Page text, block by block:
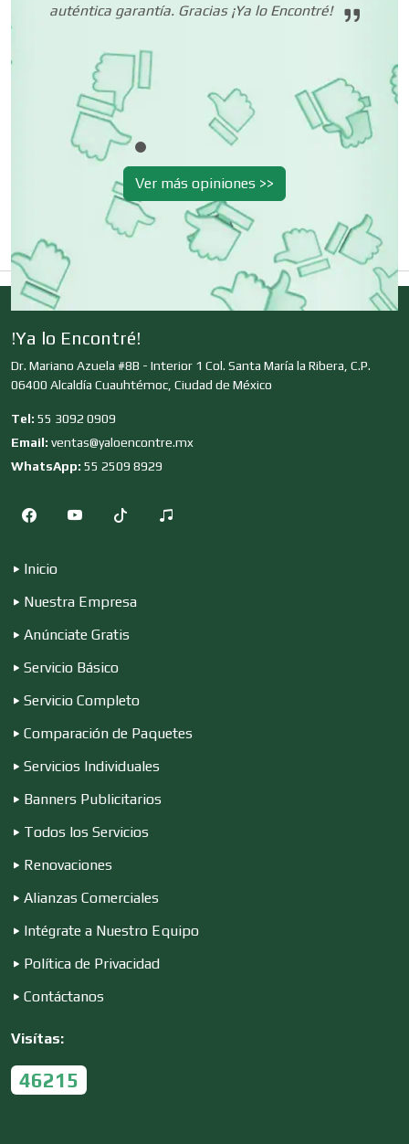
Centros Turísticos
Cerrajerías
Cibercafés
Clínicas de Belleza
Clínicas de Rehabilitación
Clínicas y Hospitales
Clubes Deportivos
Cocinas Integrales
Construcciones en General
Contadores
Control de Plagas
Conversiones Automotrices
auténtica garantía. Gracias ¡Ya lo Encontré!
Ver más opiniones >>
!Ya lo Encontré!
Dr. Mariano Azuela #8B - Interior 1 Col. Santa María la Ribera, C.P.
06400 Alcaldía Cuauhtémoc, Ciudad de México
Tel: 55 3092 0909
Email: ventas@yaloencontre.mx
WhatsApp: 55 2509 8929
Inicio
Nuestra Empresa
Anúnciate Gratis
Servicio Básico
Servicio Completo
Comparación de Paquetes
Servicios Individuales
Banners Publicitarios
Todos los Servicios
Renovaciones
Alianzas Comerciales
Intégrate a Nuestro Equipo
Política de Privacidad
Contáctanos
Visítas:
46215